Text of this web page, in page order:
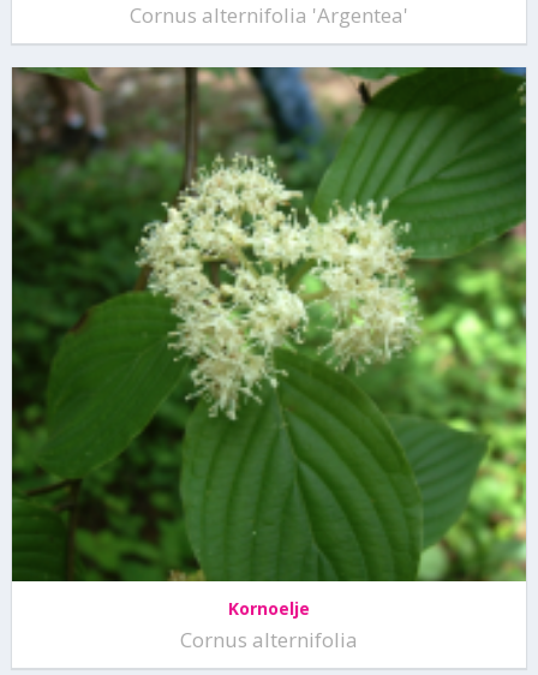
Cornus alternifolia 'Argentea'
Kornoelje
Cornus alternifolia